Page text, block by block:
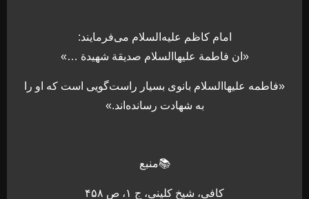
امام کاظم علیه‌السلام می‌فرمایند:
«ان فاطمة علیهاالسلام صدیقة شهیدة …»
«فاطمه علیهاالسلام بانوی بسیار راست‌گویی است که او را
به شهادت رسانده‌اند.»
📚منبع
کافی، شیخ کلینی، ج ۱، ص ۴۵۸